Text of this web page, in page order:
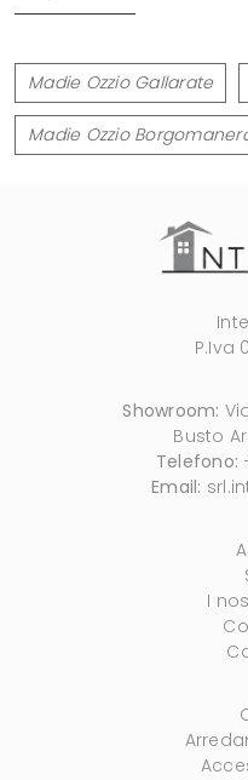
Madie Ozzio Gallarate
Madie Ozzio
P.Iva
Showroom:
Busto
Telefono:
Email:
I